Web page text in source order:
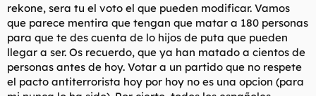
rekone, sera tu el voto el que pueden modificar. Vamos
que parece mentira que tengan que matar a 180 personas
para que te des cuenta de lo hijos de puta que pueden
llegar a ser. Os recuerdo, que ya han matado a cientos de
personas antes de hoy. Votar a un partido que no respete
el pacto antiterrorista hoy por hoy no es una opcion (para